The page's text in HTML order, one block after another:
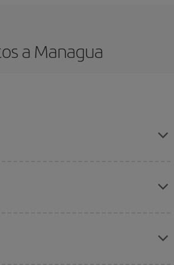
a Managua
el vuelo más barato.